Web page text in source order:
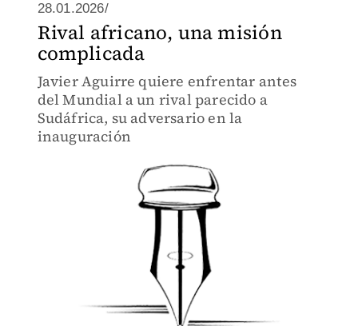
28.01.2026/
Rival africano, una misión
complicada
Javier Aguirre quiere enfrentar antes
del Mundial a un rival parecido a
Sudáfrica, su adversario en la
inauguración